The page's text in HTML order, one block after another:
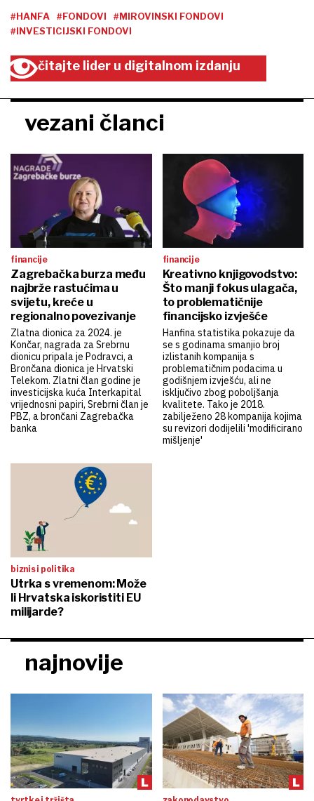
#HANFA #FONDOVI
#MIROVINSKI FONDOVI
#INVESTICIJSKI FONDOVI
čitajte lider u digitalnom izdanju
vezani članci
financije
Zagrebačka burza među
najbrže rastućima u
svijetu, kreće u
regionalno povezivanje
Zlatna dionica za 2024. je
Končar, nagrada za Srebrnu
dionicu pripala je Podravci, a
Brončana dionica je Hrvatski
Telekom. Zlatni član godine je
investicijska kuća Interkapital
vrijednosni papiri, Srebrni član je
PBZ, a brončani Zagrebačka
banka
financije
Kreativno knjigovodstvo:
Što manji fokus ulagača,
to problematičnije
financijsko izvješće
Hanfina statistika pokazuje da
se s godinama smanjio broj
izlistanih kompanija s
problematičnim podacima u
godišnjem izvješću, ali ne
isključivo zbog poboljšanja
kvalitete. Tako je 2018.
zabilježeno 28 kompanija kojima
su revizori dodijelili 'modificirano
mišljenje'
biznis i politika
Utrka s vremenom: Može
li Hrvatska iskoristiti EU
milijarde?
najnovije